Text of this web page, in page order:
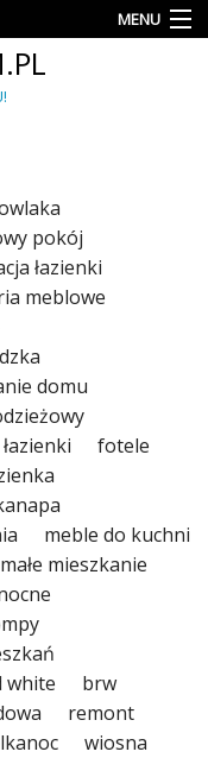
MENU
pokój
łazienki
meblowe
domu
fotele
meble do kuchni
małe mieszkanie
white
brw
remont
wiosna